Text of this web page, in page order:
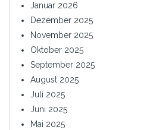
Januar 2026
Dezember 2025
November 2025
Oktober 2025
September 2025
August 2025
Juli 2025
Juni 2025
Mai 2025